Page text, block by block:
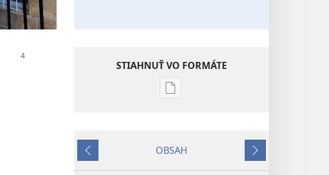
STIAHNUŤ VO FORMÁTE
Možnosti
PREBUĎTE
Späť
OBSAH
Ďalej